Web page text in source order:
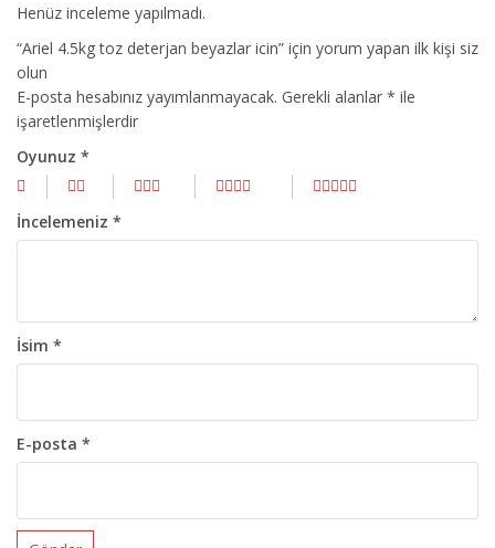
Henüz inceleme yapılmadı.
“Ariel 4.5kg toz deterjan beyazlar icin” için yorum yapan ilk kişi siz
olun
E-posta hesabınız yayımlanmayacak. Gerekli alanlar * ile
işaretlenmişlerdir
Oyunuz *
İncelemeniz *
İsim *
E-posta *